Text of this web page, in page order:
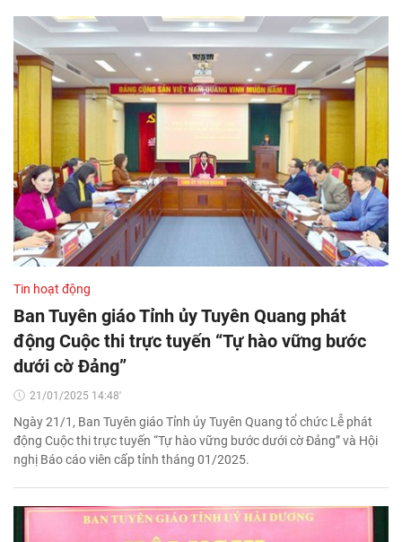
Tin hoạt động
Ban Tuyên giáo Tỉnh ủy Tuyên Quang phát
động Cuộc thi trực tuyến “Tự hào vững bước
dưới cờ Đảng”
21/01/2025 14:48'
Ngày 21/1, Ban Tuyên giáo Tỉnh ủy Tuyên Quang tổ chức Lễ phát
động Cuộc thi trực tuyến “Tự hào vững bước dưới cờ Đảng” và Hội
nghị Báo cáo viên cấp tỉnh tháng 01/2025.